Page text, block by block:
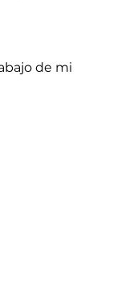
de mi